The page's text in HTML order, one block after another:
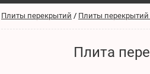
Плиты перекрытий / Плиты перекрытий
Плита